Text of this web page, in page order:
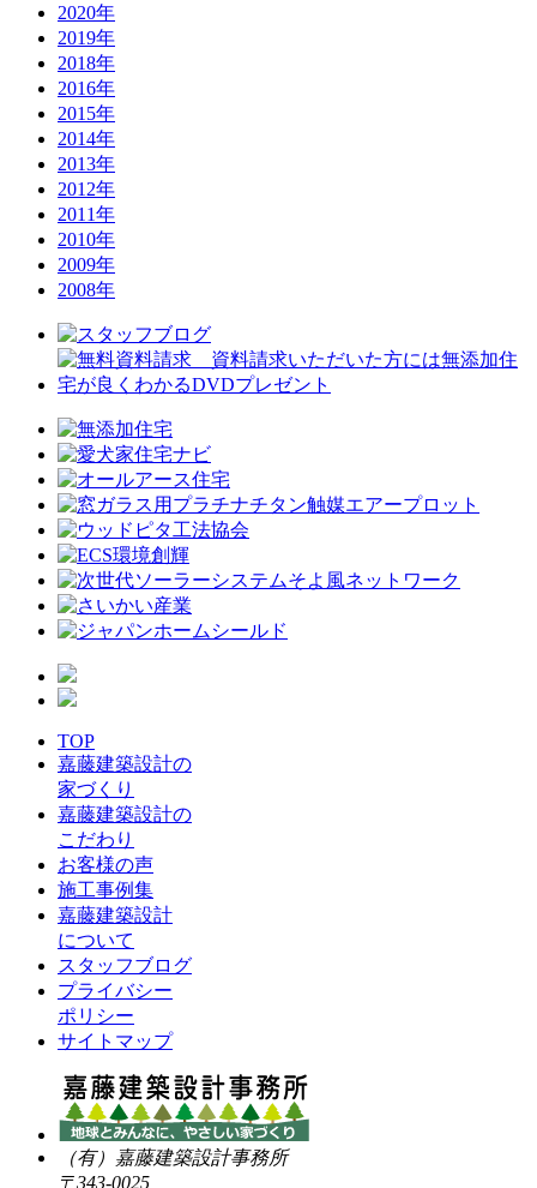
2020年
2019年
2018年
2016年
2015年
2014年
2013年
2012年
2011年
2010年
2009年
2008年
TOP
嘉藤建築設計の
家づくり
嘉藤建築設計の
こだわり
お客様の声
施工事例集
嘉藤建築設計
について
スタッフブログ
プライバシー
ポリシー
サイトマップ
（有）嘉藤建築設計事務所
〒343-0025